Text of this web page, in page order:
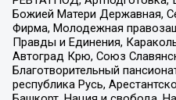
Божией Матери Державная,
Фирма, Молодежная
Правды и Единения,
Автоград Крю, Союз
Благотворительный
республика Русь,